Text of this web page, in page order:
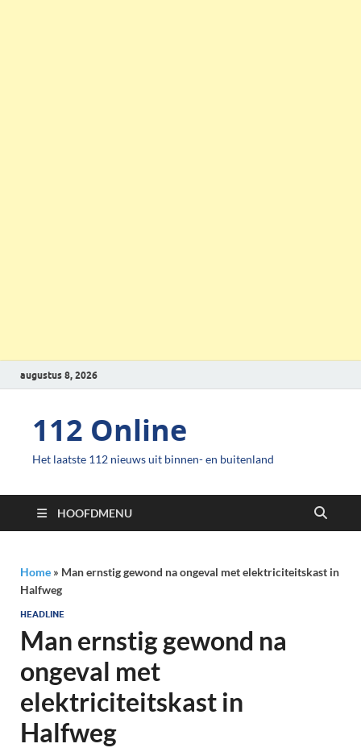
augustus 8, 2026
112 Online
Het laatste 112 nieuws uit binnen- en buitenland
HOOFDMENU
Home » Man ernstig gewond na ongeval met elektriciteitskast in
Halfweg
HEADLINE
Man ernstig gewond na
ongeval met
elektriciteitskast in
Halfweg